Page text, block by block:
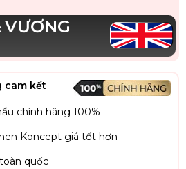
VƯƠNG
cam kết
chính hãng 100%
Koncept giá tốt hơn
quốc